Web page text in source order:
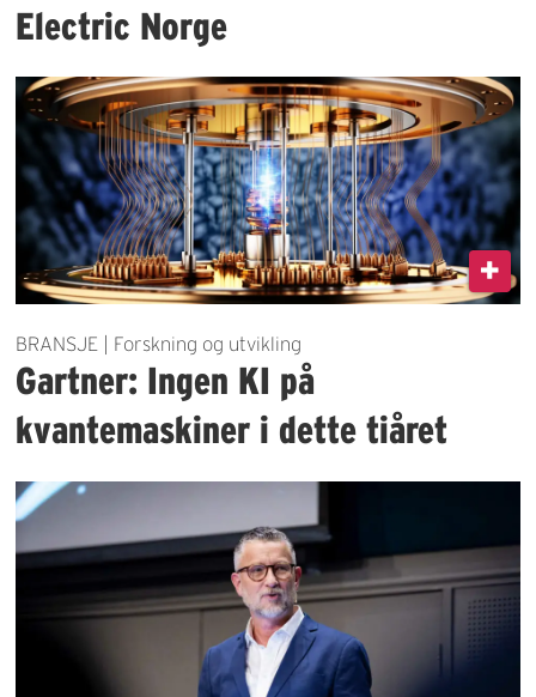
Electric Norge
BRANSJE | Forskning og utvikling
Gartner: Ingen KI på
kvantemaskiner i dette tiåret